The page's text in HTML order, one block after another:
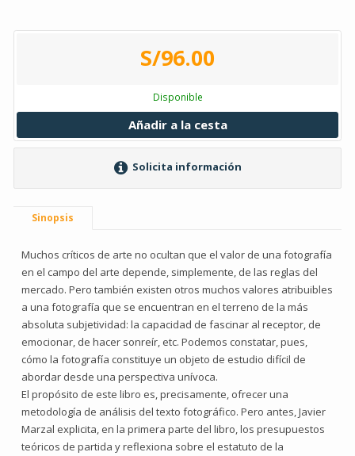
S/96.00
Disponible
Añadir a la cesta
Solicita información
Sinopsis
Muchos críticos de arte no ocultan que el valor de una fotografía
en el campo del arte depende, simplemente, de las reglas del
mercado. Pero también existen otros muchos valores atribuibles
a una fotografía que se encuentran en el terreno de la más
absoluta subjetividad: la capacidad de fascinar al receptor, de
emocionar, de hacer sonreír, etc. Podemos constatar, pues,
cómo la fotografía constituye un objeto de estudio difícil de
abordar desde una perspectiva unívoca.
El propósito de este libro es, precisamente, ofrecer una
metodología de análisis del texto fotográfico. Pero antes, Javier
Marzal explicita, en la primera parte del libro, los presupuestos
teóricos de partida y reflexiona sobre el estatuto de la